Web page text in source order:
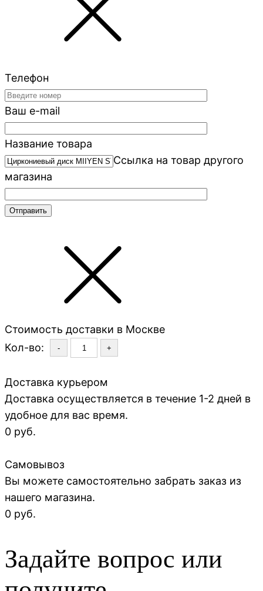
Телефон
Ваш e-mail
Название товара
Ссылка на товар другого
магазина
Стоимость доставки в Москве
Кол-во:
- +
Доставка курьером
Доставка осуществляется в течение 1-2 дней в
удобное для вас время.
0 руб.
Самовывоз
Вы можете самостоятельно забрать заказ из
нашего магазина.
0 руб.
Задайте вопрос или